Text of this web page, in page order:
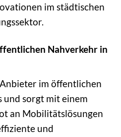
im städtischen
Nahverkehr in
im öffentlichen
und sorgt mit einem
an Mobilitätslösungen
und